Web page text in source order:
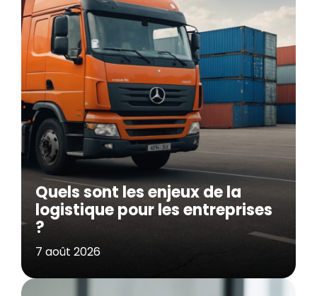
Quels sont les enjeux de la
logistique pour les entreprises
?
7 août 2026